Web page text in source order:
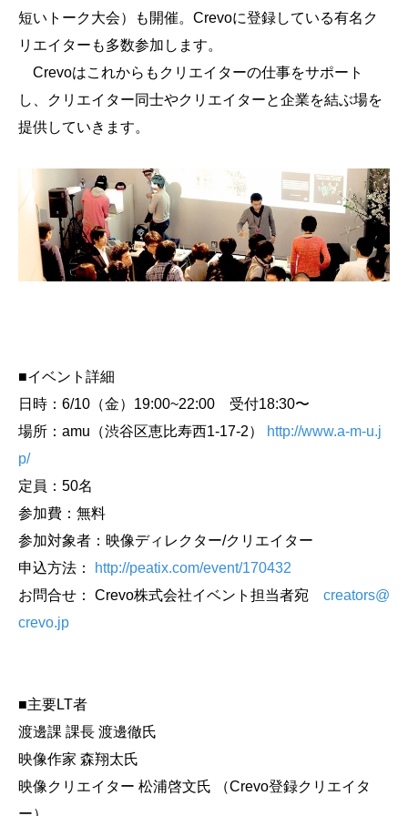
短いトーク大会）も開催。Crevoに登録している有名ク
リエイターも多数参加します。
Crevoはこれからもクリエイターの仕事をサポート
し、クリエイター同士やクリエイターと企業を結ぶ場を
提供していきます。
■イベント詳細
日時：6/10（金）19:00~22:00 受付18:30〜
場所：amu（渋谷区恵比寿西1-17-2）
http://www.a-m-u.j
p/
定員：50名
参加費：無料
参加対象者：映像ディレクター/クリエイター
申込方法：
http://peatix.com/event/170432
お問合せ： Crevo株式会社イベント担当者宛 creators@
crevo.jp
■主要LT者
渡邊課 課長 渡邊徹氏
映像作家 森翔太氏
映像クリエイター 松浦啓文氏 （Crevo登録クリエイタ